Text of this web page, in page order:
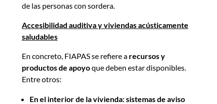
de las personas con sordera.
Accesibilidad auditiva y viviendas acústicamente
saludables
En concreto, FIAPAS se refiere a recursos y
productos de apoyoque deben estar disponibles.
Entre otros:
En el interior de la vivienda: sistemas de aviso